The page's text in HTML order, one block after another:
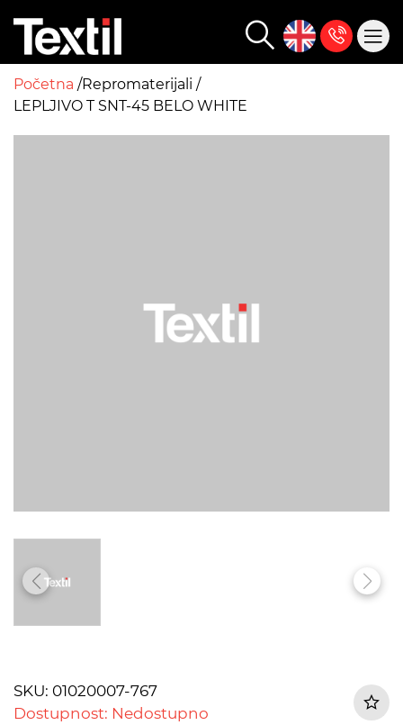
Početna Repromaterijali
LEPLJIVO T SNT-45 BELO WHITE
SKU: 01020007-767
Dostupnost: Nedostupno